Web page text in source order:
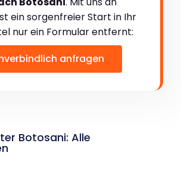
ein sorgenfreier Start in Ihr
nur ein Formular entfernt:
anfragen
Botosani: Alle